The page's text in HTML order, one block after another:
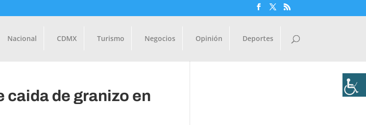
Nacional CDMX Turismo Negocios Opinión Deportes
de granizo en